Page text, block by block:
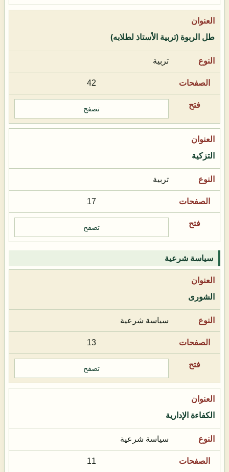
طل الربوة (تربية الأستاذ لطلابه)
تربية
42
تصفح
التزكية
تربية
17
تصفح
سياسة شرعية
الشورى
سياسة شرعية
13
تصفح
الكفاءة الإدارية
سياسة شرعية
11